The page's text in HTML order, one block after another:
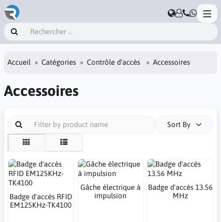
Accueil Catégories Contrôle d'accès Accessoires
Accessoires
Sort By
Badge d'accès RFID
EM125KHz-TK4100
Gâche électrique à
impulsion
Badge d'accès 13.56
MHz